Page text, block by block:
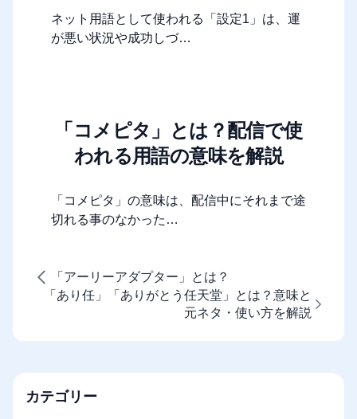
ネット用語として使われる「設定1」は、運
が悪い状況や成功しづ…
「コメピタ」とは？配信で使
われる用語の意味を解説
「コメピタ」の意味は、配信中にそれまで途
切れる事のなかった…
「アーリーアダプター」とは？
「あり任」「ありがとう任天堂」とは？意味と
元ネタ・使い方を解説
カテゴリー